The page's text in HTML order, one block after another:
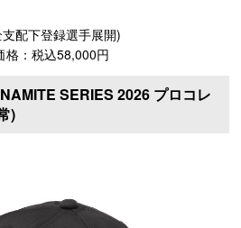
配下登録選手展開)
格：税込58,000円
SERIES 2026 プロコレ
)